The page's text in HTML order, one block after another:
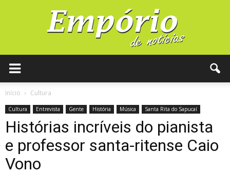
Início Cultura
Cultura Entrevista Gente História Música Santa Rita do Sapucaí
Histórias incríveis do pianista
e professor santa-ritense Caio
Vono